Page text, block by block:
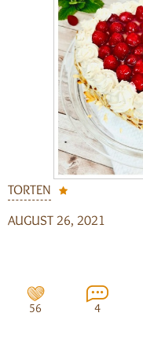
TORTEN
AUGUST 26, 2021
56 4